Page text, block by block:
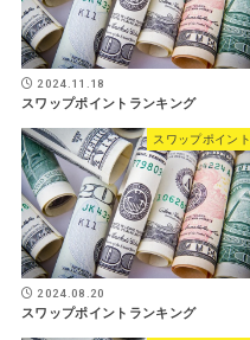
2024.11.18
スワップポイントランキング
スワップポイント
2024.08.20
スワップポイントランキング